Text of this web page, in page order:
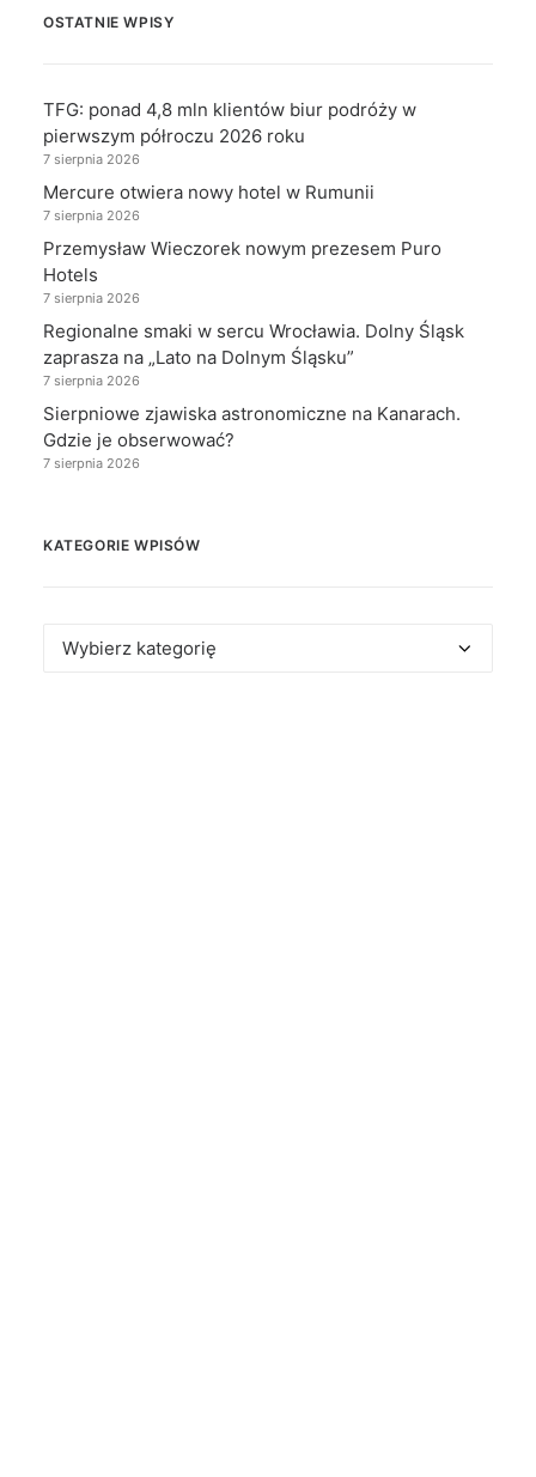
OSTATNIE WPISY
TFG: ponad 4,8 mln klientów biur podróży w
pierwszym półroczu 2026 roku
7 sierpnia 2026
Mercure otwiera nowy hotel w Rumunii
7 sierpnia 2026
Przemysław Wieczorek nowym prezesem Puro
Hotels
7 sierpnia 2026
Regionalne smaki w sercu Wrocławia. Dolny Śląsk
zaprasza na „Lato na Dolnym Śląsku”
7 sierpnia 2026
Sierpniowe zjawiska astronomiczne na Kanarach.
Gdzie je obserwować?
7 sierpnia 2026
KATEGORIE WPISÓW
Kategorie